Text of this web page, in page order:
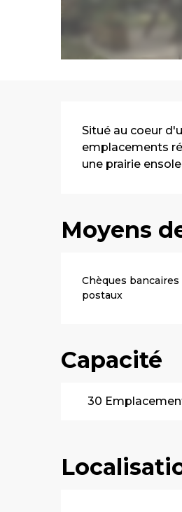
Situé au coeur
emplacements
une prairie
Moyens
Chèques bancaires
postaux
Capacité
30